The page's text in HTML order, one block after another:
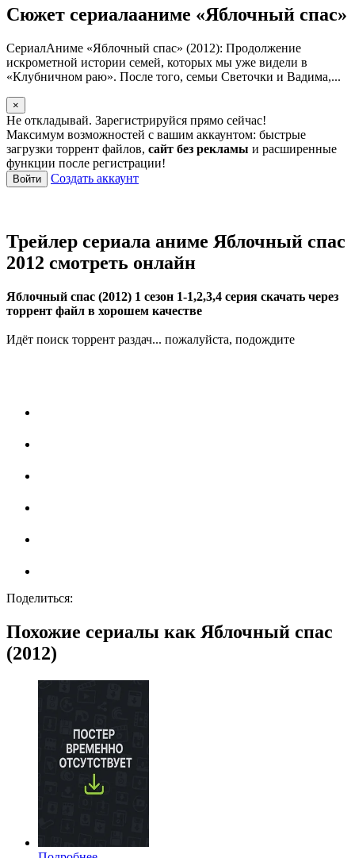
Сюжет сериалааниме «Яблочный спас»
СериалАниме «Яблочный спас» (2012): Продолжение
искрометной истории семей, которых мы уже видели в
«Клубничном раю». После того, семьи Светочки и Вадима,...
×
Не откладывай. Зарегистрируйся прямо сейчас!
Максимум возможностей с вашим аккаунтом: быстрые
загрузки торрент файлов, сайт без рекламы и расширенные
функции после регистрации!
Войти Создать аккаунт
Трейлер сериала аниме Яблочный спас
2012 смотреть онлайн
Яблочный спас (2012) 1 сезон 1-1,2,3,4 серия скачать через
торрент файл в хорошем качестве
Идёт поиск торрент раздач... пожалуйста, подождите
Поделиться:
Похожие сериалы как Яблочный спас
(2012)